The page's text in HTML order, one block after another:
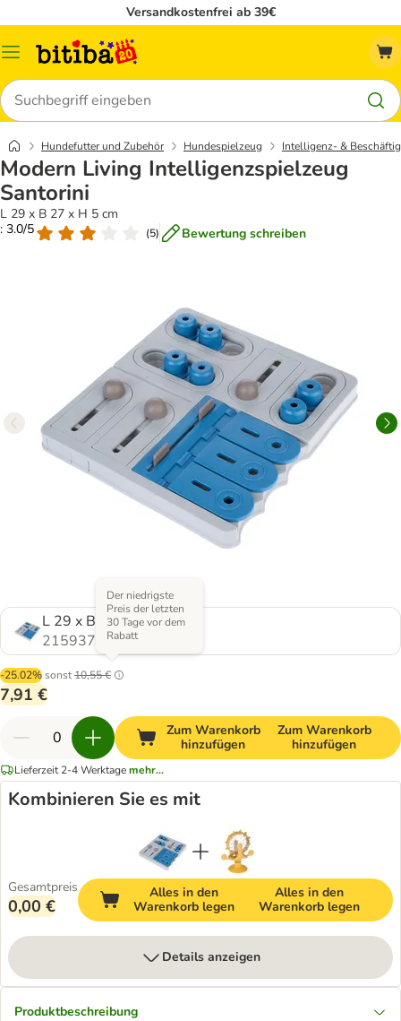
Versandkostenfrei ab 39€
Menü
Suchen
Hundefutter und Zubehör Hundespielzeug Intelligenz- &
Modern Living Intelligenzspielzeug
Santorini
L 29 x B 27 x H 5 cm
: 3.0/5
(5) Bewertung schreiben
L 29 x B 27 x H 5 cm
2159374.0
-25.02%sonst10,55 €
Der niedrigste
Preis der letzten
30 Tage vor dem
Rabatt
7,91 €
Zum Warenkorb
hinzufügen
Zum Warenkorb
hinzufügen
Lieferzeit 2-4 Werktagemehr...
Kombinieren Sie es mit
Gesamtpreis
0,00 €
Alles in den
Warenkorb legen
Alles in den
Warenkorb legen
Details anzeigen
Produktbeschreibung